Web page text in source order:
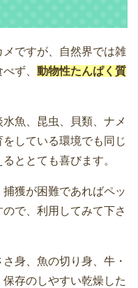
ですが、自然界では雑
ず、 動物性たんぱく質
魚、昆虫、貝類、ナメ
している環境でも同じ
ととても喜びます。
獲が困難であればペッ
で、利用してみて下さ
身、魚の切り身、牛・
存のしやすい乾燥した